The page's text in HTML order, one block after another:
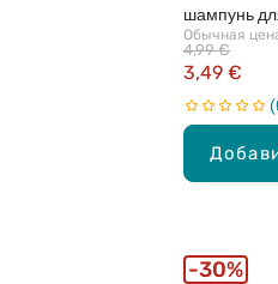
шампунь
волос,
Обычная
3,49 €
4,99 €
30%